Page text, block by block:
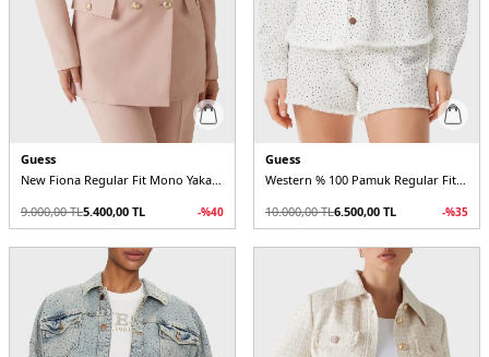
Guess
New Fiona Regular Fit Mono Yaka Kruvaze Blazer W5RN49WGX02 Kadın Ceket
9.000,00TL5.400,00 TL -%40
Guess
Western % 100 Pamuk Regular Fit Taşlı W5GN90D5N91 Kadın Kot Ceket
10.000,00TL6.500,00 TL -%35